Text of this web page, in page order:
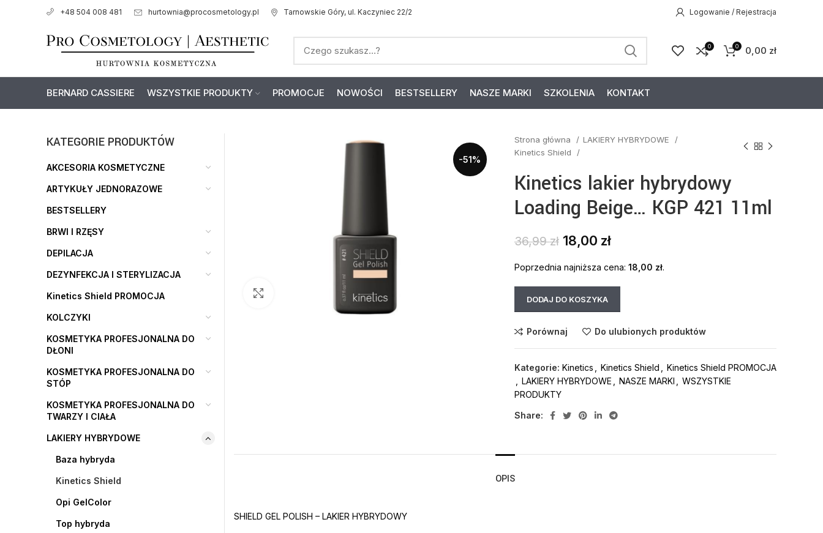
+48 504 008 481 hurtownia@procosmetology.pl Tarnowskie Góry, ul. Kaczyniec 22/2 Logowanie / Rejestracja
0 0 0,00 zł
BERNARD CASSIERE WSZYSTKIE PRODUKTY PROMOCJE NOWOŚCI BESTSELLERY NASZE MARKI SZKOLENIA KONTAKT
-51%
Strona główna
LAKIERY HYBRYDOWE
Kinetics Shield
Kinetics lakier hybrydowy
Loading Beige… KGP 421 11ml
36,99zł 18,00 zł
Poprzednia najniższa cena: 18,00 zł.
DODAJ DO KOSZYKA
Porównaj Do ulubionych produktów
Kategorie: Kinetics Kinetics Shield
Kinetics Shield PROMOCJA
LAKIERY HYBRYDOWE NASZE MARKI
WSZYSTKIE
PRODUKTY
Share:
OPIS
SHIELD GEL POLISH – LAKIER HYBRYDOWY
KATEGORIE PRODUKTÓW
AKCESORIA KOSMETYCZNE
ARTYKUŁY JEDNORAZOWE
BESTSELLERY
BRWI I RZĘSY
DEPILACJA
DEZYNFEKCJA I STERYLIZACJA
Kinetics Shield PROMOCJA
KOLCZYKI
KOSMETYKA PROFESJONALNA DO
DŁONI
KOSMETYKA PROFESJONALNA DO
STÓP
KOSMETYKA PROFESJONALNA DO
TWARZY I CIAŁA
LAKIERY HYBRYDOWE
Baza hybryda
Kinetics Shield
Opi GelColor
Top hybryda